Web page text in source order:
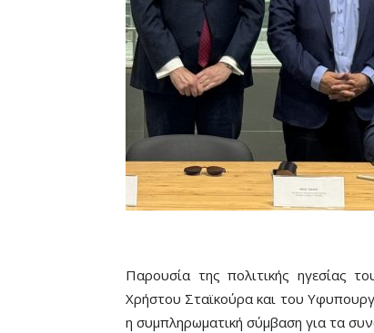
Παρουσία της πολιτικής ηγεσίας
Χρήστου Σταϊκούρα και του
η συμπληρωματική σύμβαση για τα